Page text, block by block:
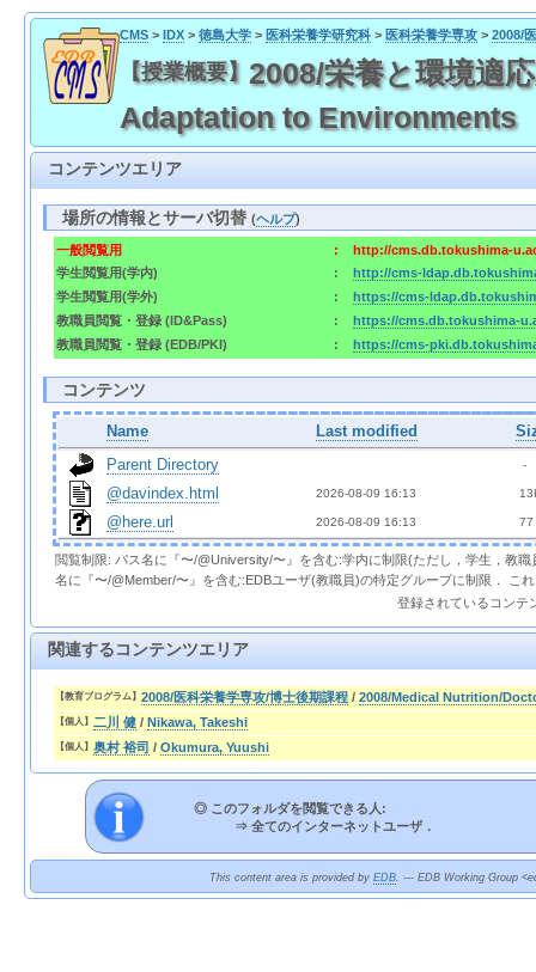
CMS> IDX> 徳島大学> 医科栄養学研究科> 医科栄養学専攻> 2008/
【授業概要】 2008/栄養と環境適
Adaptation to Environments
コンテンツエリア
場所の情報とサーバ切替(ヘルプ)
一般閲覧用 :
http://cms.db.tokushima-
学生閲覧用(学内)
:
http://cms-
学生閲覧用(学外)
:
https://cms-
教職員閲覧・登録 (ID&Pass)
:
https://cms.db.tokushima-
教職員閲覧・登録 (EDB/PKI)
: https://cms-
コンテンツ
Name Last modified
Parent Directory
  -
@davindex.html 2026-08-09 16:13
@here.url 2026-08-09 16:13 77
閲覧制限: パス名に『〜/@University/〜』を含む:学内に制限(ただし，学生，教
名に『〜/@Member/〜』を含む:EDBユーザ(教職員)の特定グループに制限． こ
登録されているコンテ
関連するコンテンツエリア
【教育プログラム】 2008/医科栄養学専攻/博士後期課程 / 2008/Medical Nutrition/
【個人】 二川 健 / Nikawa, Takeshi
【個人】 奥村 裕司 / Okumura, Yuushi
◎ このフォルダを閲覧できる人:
⇒ 全てのインターネットユーザ．
This content area is provided by EDB. --- EDB Working Group